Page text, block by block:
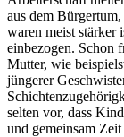
aus dem
waren meist stärker
einbezogen. Schon
Mutter, wie
jüngerer
selten vor, dass
und gemeinsam